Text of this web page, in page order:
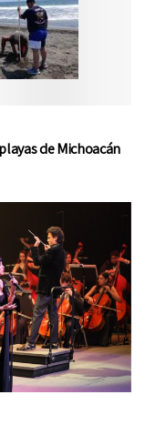
de Michoacán